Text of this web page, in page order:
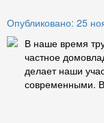
Опубликовано: 25
В наше время
частное
делает наши
современными.